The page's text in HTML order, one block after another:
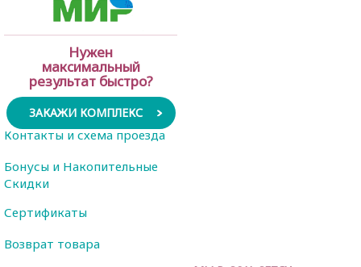
Нужен
максимальный
результат быстро?
ЗАКАЖИ КОМПЛЕКС
Контакты и схема проезда
Бонусы и Накопительные
Скидки
Сертификаты
Возврат товара